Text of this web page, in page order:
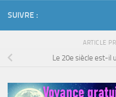
SUIVRE :
ARTICLE
Le 20e siècle est-il